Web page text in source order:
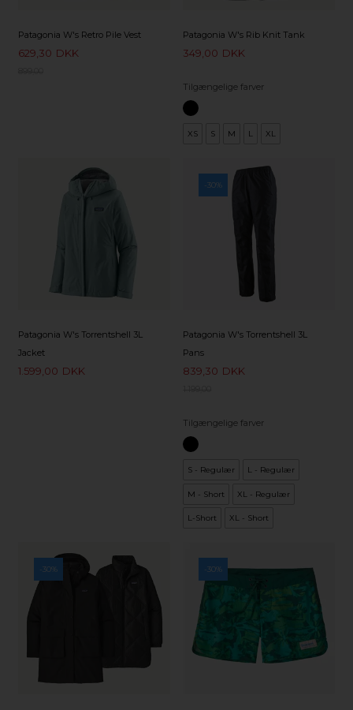
Patagonia W's Retro Pile Vest
629,30 DKK
Patagonia W's Rib Knit Tank
349,00 DKK
Tilgængelige farver
XS S M L XL
Patagonia W's Torrentshell 3L
Jacket
1.599,00 DKK
-30%
Patagonia W's Torrentshell 3L
Pans
839,30 DKK
Tilgængelige farver
S - Regulær L - Regulær
M - Short XL - Regulær
L-Short XL - Short
-30% -30%